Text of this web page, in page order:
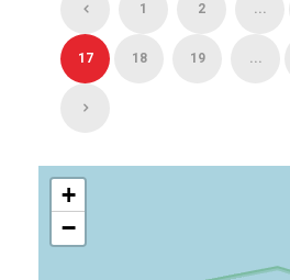
1 2 ...
17 18 19 ...
+
−